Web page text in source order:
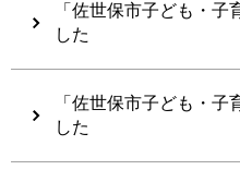
「佐世保市子ども・子
した
「佐世保市子ども・子
した